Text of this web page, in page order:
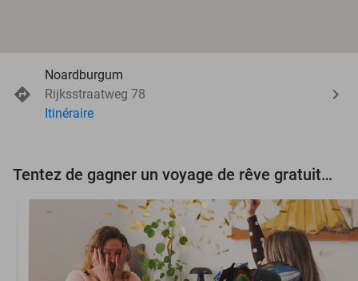
Noardburgum
Rijksstraatweg 78
Itinéraire
Tentez de gagner un voyage de rêve gratuit d'une valeur de 3.000 € !